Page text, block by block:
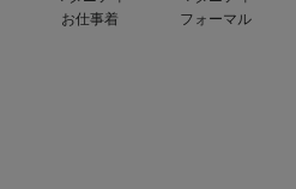
お仕事着
フォーマル